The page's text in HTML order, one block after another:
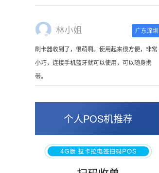
陈先生 北京
这是我用过最好的POS机没有之一，单笔
50000。
好，但是可以接受。售后服务好整体比较满意。
个人POS机推荐